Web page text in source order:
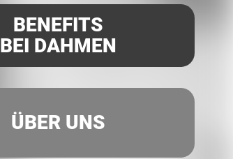
BENEFITS
BEI DAHMEN
ÜBER UNS